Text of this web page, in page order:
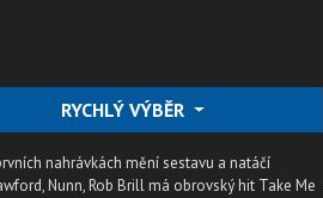
RYCHLÝ VÝBĚR
nahrávkách mění sestavu a natáčí
Nunn, Rob Brill má obrovský hit Take Me